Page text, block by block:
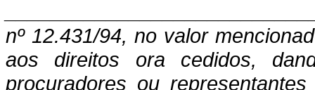
nº 12.431/94, no valor
aos direitos ora cedidos,
procuradores ou